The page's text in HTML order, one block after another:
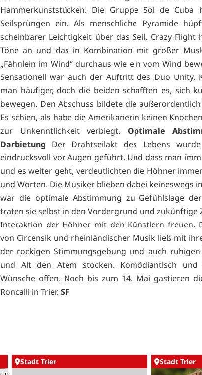
Hammerkunststücken. Die Gruppe Sol de Cuba
Seilsprüngen ein. Als menschliche Pyramide
scheinbarer Leichtigkeit über das Seil. Crazy Flight
Töne an und das in Kombination mit großer
„Fähnlein im Wind“ durchaus wie ein vom Wind
Sensationell war auch der Auftritt des Duo Unity.
man häufiger, doch die beiden schafften es, sich
bewegen. Den Abschuss bildete die
Es schien, als habe die Amerikanerin keinen
zur Unkenntlichkeit verbiegt. Optimale
Darbietung Der Drahtseilakt des Lebens
eindrucksvoll vor Augen geführt. Und dass man
und es weiter geht, verdeutlichten die Höhner
und Worten. Die Musiker blieben dabei keineswegs
war die optimale Abstimmung zu Gefühlslage
traten sie selbst in den Vordergrund und zukünftige
Interaktion der Höhner mit den Künstlern freuen.
von Circensik und rheinländischer Musik ließ mit
der rockigen Stimmungsgebung und auch ruhigen
und Alt den Atem stocken. Komödiantisch und
Wünsche offen. Noch bis zum 14. Mai gastieren
Roncalli in Trier. SF
Stadt Trier Stadt Trier